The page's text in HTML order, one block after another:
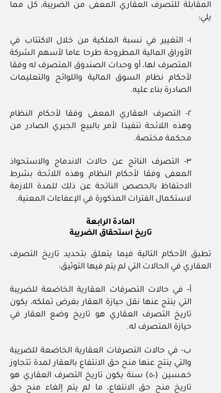
المقابلة للتصرف العقاري المعفى من الضريبة، كل مما
يلي:
١‏- التغيير في نسبة الملكية من خلال الاكتتاب في
الأوراق المالية المطروحة طرحا عاما لأسهم الشركة
المتصرف لها، أو وحدات الصندوق المتصرف له وفقا
لأحكام نظام السوق المالية واللوائح والتعليمات
الصادرة بناء عليه.
٢‏- التصرف العقاري المعفى وفقا لأحكام النظام
وهذه اللائحة تنفيذا لأمر بالبيع الجبري الصادر من
محكمة مختصة.
٣‏- التصرف الناتج عن حالات الاندماج والاستحواذ
المعفى وفقا لأحكام النظام وهذه اللائحة بشرط
الاحتفاظ بالحصص الناتجة عن ذلك للمدة اللازمة
لاستكمال الفترات المذكورة في الإعفاءات المعنية.
المادة الرابعة
تاريخ استحقاق الضريبة
تطبق الأحكام التالية فيما يتعلق بتحديد تاريخ التصرف
العقاري في الحالات التي لم يتم فيها التوثيق:
أ‏- في حالات التصرفات العقارية الخاضعة للضريبة
التي ينتج عنها نقل حيازة العقار بغرض تملكه، يكون
تاريخ التصرف العقاري هو تاريخ وضع العقار في
حيازة المتصرف له.
ب‏- في حالات التصرفات العقارية الخاضعة للضريبة
والتي ينتج عنها منح حق الانتفاع بالعقار لمدة تتجاوز
خمسين (٥٠) سنة يكون تاريخ التصرف العقاري هو
تاريخ منح حق الانتفاع، ما لم يتم إلغاء منح حق